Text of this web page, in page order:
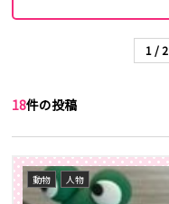
1 / 2
18件の投稿
動物 人物